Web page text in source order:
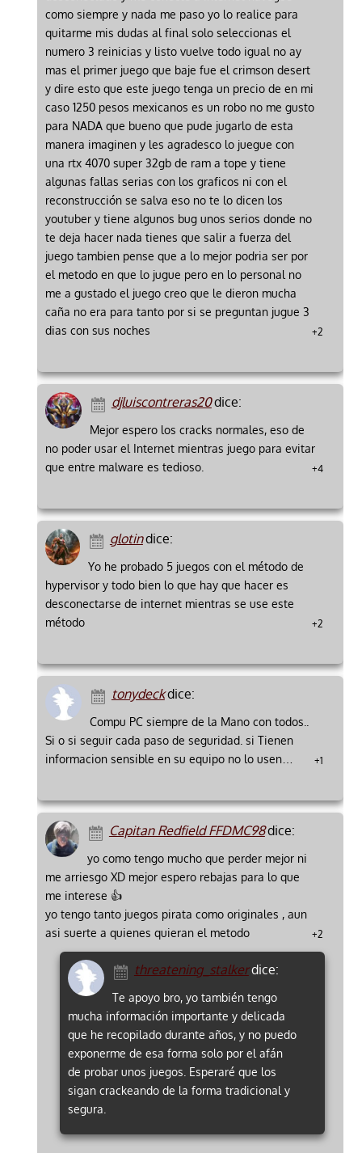
como siempre y nada me paso yo lo realice para
quitarme mis dudas al final solo seleccionas el
numero 3 reinicias y listo vuelve todo igual no ay
mas el primer juego que baje fue el crimson desert
y dire esto que este juego tenga un precio de en mi
caso 1250 pesos mexicanos es un robo no me gusto
para NADA que bueno que pude jugarlo de esta
manera imaginen y les agradesco lo juegue con
una rtx 4070 super 32gb de ram a tope y tiene
algunas fallas serias con los graficos ni con el
reconstrucción se salva eso no te lo dicen los
youtuber y tiene algunos bug unos serios donde no
te deja hacer nada tienes que salir a fuerza del
juego tambien pense que a lo mejor podria ser por
el metodo en que lo jugue pero en lo personal no
me a gustado el juego creo que le dieron mucha
caña no era para tanto por si se preguntan jugue 3
dias con sus noches
+2
djluiscontreras20dice:
Mejor espero los cracks normales, eso de
no poder usar el Internet mientras juego para evitar
que entre malware es tedioso.
+4
glotindice:
Yo he probado 5 juegos con el método de
hypervisor y todo bien lo que hay que hacer es
desconectarse de internet mientras se use este
método
+2
tonydeckdice:
Compu PC siempre de la Mano con todos..
Si o si seguir cada paso de seguridad. si Tienen
informacion sensible en su equipo no lo usen…
+1
Capitan Redfield FFDMC98dice:
yo como tengo mucho que perder mejor ni
me arriesgo XD mejor espero rebajas para lo que
me interese 👍
yo tengo tanto juegos pirata como originales , aun
asi suerte a quienes quieran el metodo
+2
threatening_stalkerdice:
Te apoyo bro, yo también tengo
mucha información importante y delicada
que he recopilado durante años, y no puedo
exponerme de esa forma solo por el afán
de probar unos juegos. Esperaré que los
sigan crackeando de la forma tradicional y
segura.